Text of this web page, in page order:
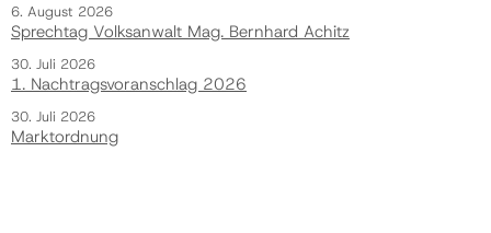
6. August 2026
Sprechtag Volksanwalt Mag. Bernhard Achitz
30. Juli 2026
1. Nachtragsvoranschlag 2026
30. Juli 2026
Marktordnung